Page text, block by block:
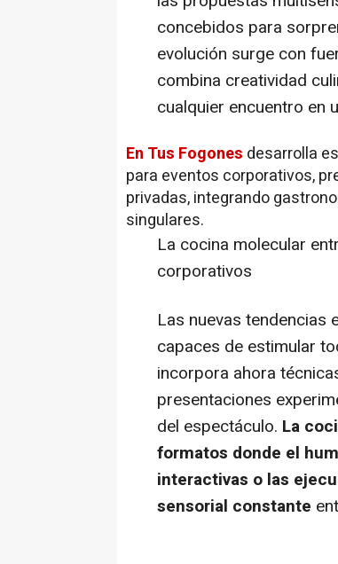
concebidos para
evolución surge con
combina creatividad
cualquier encuentro en
En Tus Fogones desarrolla
para eventos corporativos,
privadas, integrando
singulares.
La cocina molecular
corporativos
Las nuevas tendencias
capaces de estimular
incorpora ahora
presentaciones
del espectáculo. La
formatos donde el
interactivas o las
sensorial constante